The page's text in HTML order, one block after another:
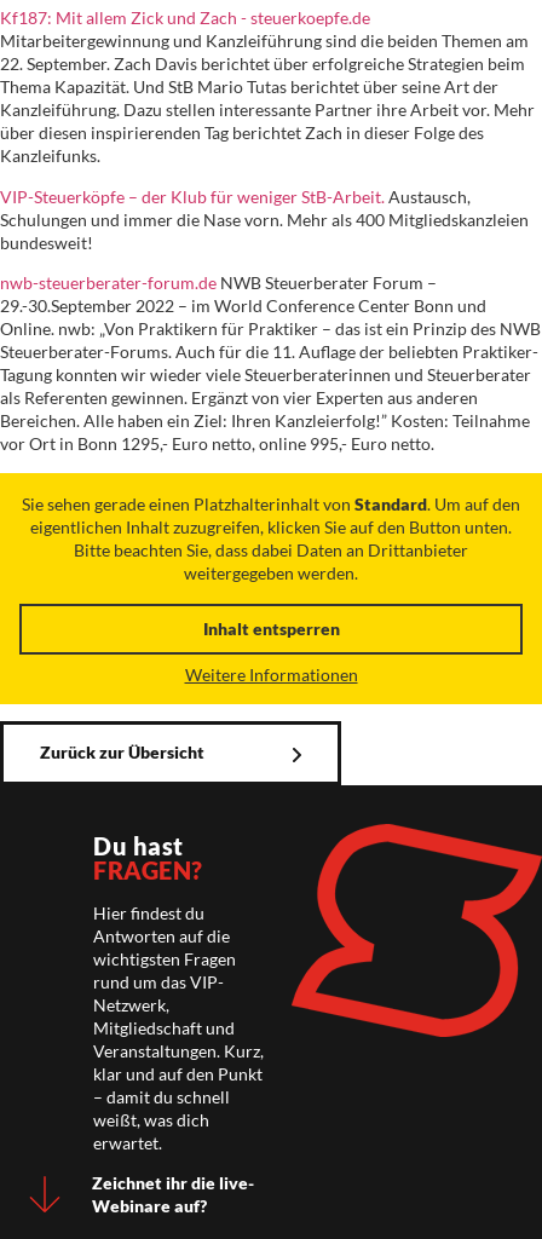
Kf187: Mit allem Zick und Zach - steuerkoepfe.de
Mitarbeitergewinnung und Kanzleiführung sind die beiden Themen am
22. September. Zach Davis berichtet über erfolgreiche Strategien beim
Thema Kapazität. Und StB Mario Tutas berichtet über seine Art der
Kanzleiführung. Dazu stellen interessante Partner ihre Arbeit vor. Mehr
über diesen inspirierenden Tag berichtet Zach in dieser Folge des
Kanzleifunks.
VIP-Steuerköpfe – der Klub für weniger StB-Arbeit.Austausch,
Schulungen und immer die Nase vorn. Mehr als 400 Mitgliedskanzleien
bundesweit!
nwb-steuerberater-forum.de NWB Steuerberater Forum –
29.-30.September 2022 – im World Conference Center Bonn und
Online. nwb: „Von Praktikern für Praktiker – das ist ein Prinzip des NWB
Steuerberater-Forums. Auch für die 11. Auflage der beliebten Praktiker-
Tagung konnten wir wieder viele Steuerberaterinnen und Steuerberater
als Referenten gewinnen. Ergänzt von vier Experten aus anderen
Bereichen. Alle haben ein Ziel: Ihren Kanzleierfolg!” Kosten: Teilnahme
vor Ort in Bonn 1295,- Euro netto, online 995,- Euro netto.
Sie sehen gerade einen Platzhalterinhalt von Standard. Um auf den
eigentlichen Inhalt zuzugreifen, klicken Sie auf den Button unten.
Bitte beachten Sie, dass dabei Daten an Drittanbieter
weitergegeben werden.
Inhalt entsperren
Weitere Informationen
Zurück zur Übersicht
Du hast
FRAGEN?
Hier findest du
Antworten auf die
wichtigsten Fragen
rund um das VIP-
Netzwerk,
Mitgliedschaft und
Veranstaltungen. Kurz,
klar und auf den Punkt
– damit du schnell
weißt, was dich
erwartet.
Zeichnet ihr die live-
Webinare auf?